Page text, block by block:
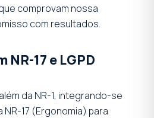
comprovam nossa
com resultados.
17 e LGPD
da NR-1, integrando-se
17 (Ergonomia) para